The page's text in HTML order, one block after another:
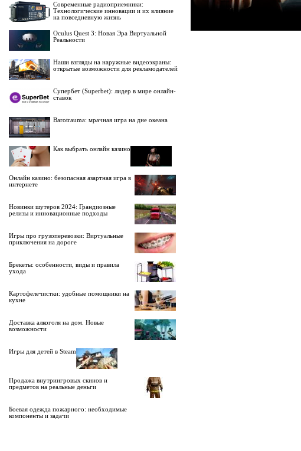
Современные радиоприемники:
Технологические инновации и их влияние
на повседневную жизнь
Oculus Quest 3: Новая Эра Виртуальной
Реальности
Наши взгляды на наружные видеоэкраны:
открытые возможности для рекламодателей
Супербет (Superbet): лидер в мире онлайн-
ставок
Barotrauma: мрачная игра на дне океана
Как выбрать онлайн казино
Онлайн казино: безопасная азартная игра в
интернете
Новинки шутеров 2024: Грандиозные
релизы и инновационные подходы
Игры про грузоперевозки: Виртуальные
приключения на дороге
Брекеты: особенности, виды и правила
ухода
Картофелечистки: удобные помощники на
кухне
Доставка алкоголя на дом. Новые
возможности
Игры для детей в Steam
Продажа внутриигровых скинов и
предметов на реальные деньги
Боевая одежда пожарного: необходимые
компоненты и задачи